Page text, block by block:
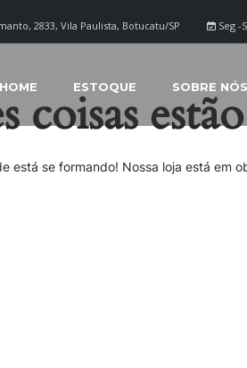
Seg -
2833, Vila Paulista, Botucatu/SP
HOME ESTOQUE SOBRE NÓS
coisas
está se formando! Nossa loja está em